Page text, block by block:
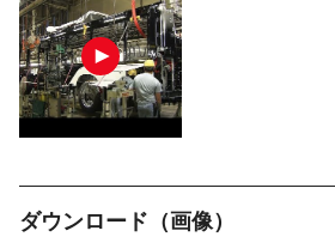
ダウンロード（画像）